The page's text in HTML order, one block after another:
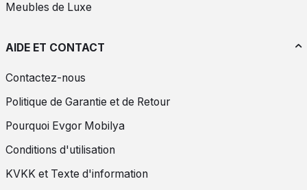
Meubles de Luxe
AIDE ET CONTACT
Contactez-nous
Politique de Garantie et de Retour
Pourquoi Evgor Mobilya
Conditions d'utilisation
KVKK et Texte d'information